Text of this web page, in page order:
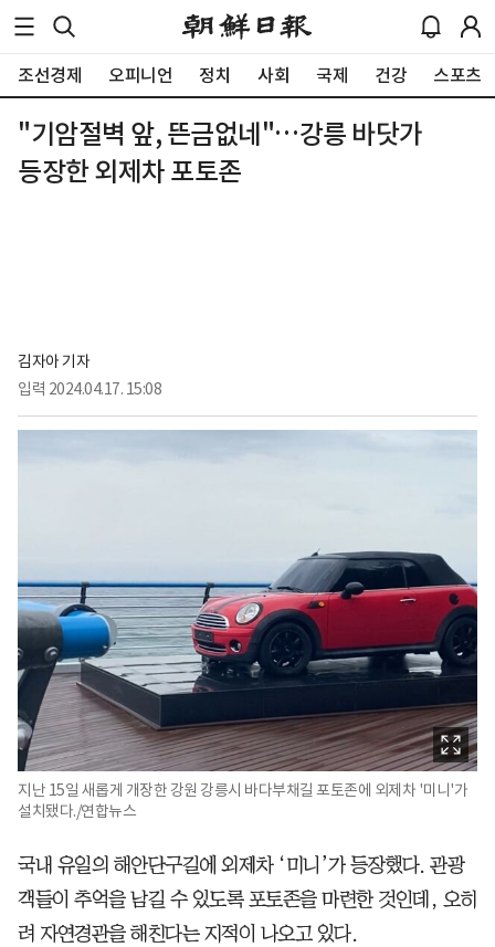
조선경제 오피니언 정치 사회 국제 건강 스포츠
"기암절벽 앞, 뜬금없네"…강릉 바닷가
등장한 외제차 포토존
김자아 기자
입력 2024.04.17. 15:08
지난 15일 새롭게 개장한 강원 강릉시 바다부채길 포토존에 외제차 '미니'가
설치됐다./연합뉴스
국내 유일의 해안단구길에 외제차 ‘미니’가 등장했다. 관광
객들이 추억을 남길 수 있도록 포토존을 마련한 것인데, 오히
려 자연경관을 해친다는 지적이 나오고 있다.